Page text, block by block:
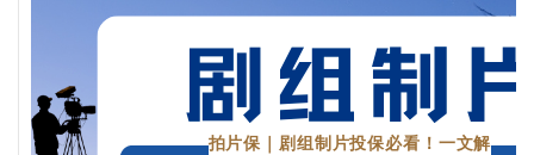
拍片保｜剧组制片投保必看！一文解